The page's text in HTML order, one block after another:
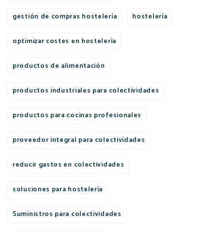
gestión de compras hostelería hostelería
optimizar costes en hostelería
productos de alimentación
productos industriales para colectividades
productos para cocinas profesionales
proveedor integral para colectividades
reducir gastos en colectividades
soluciones para hostelería
Suministros para colectividades